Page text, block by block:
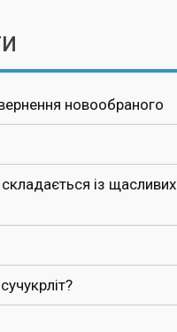
новообраного
із щасливих